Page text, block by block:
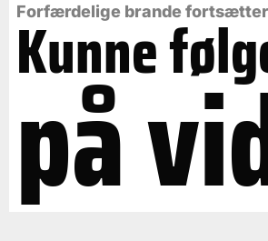
Forfærdelige brande
Kunne
på